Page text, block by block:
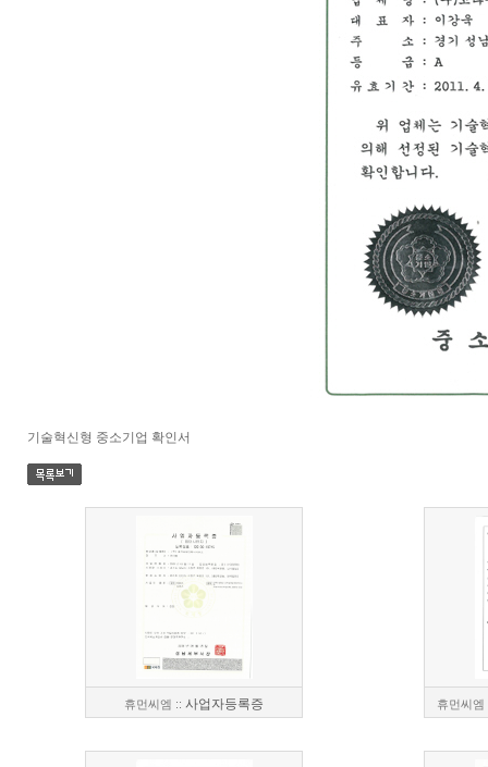
기술혁신형 중소기업 확인서
휴먼씨엠 :: 사업자등록증 휴먼씨엠